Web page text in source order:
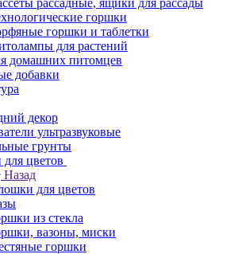
рассадные, ящики для рассады
горшки
горшки и таблетки
для растений
домашних питомцев
добавки
декор
ультразвуковые
грунты
цветов
Назад
для цветов
из стекла
вазоны, миски
горшки